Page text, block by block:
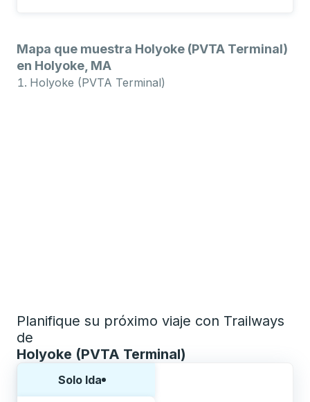
Mapa que muestra Holyoke (PVTA Terminal)
en Holyoke, MA
Holyoke (PVTA Terminal)
Planifique su próximo viaje con Trailways
de
Holyoke (PVTA Terminal)
Solo Ida